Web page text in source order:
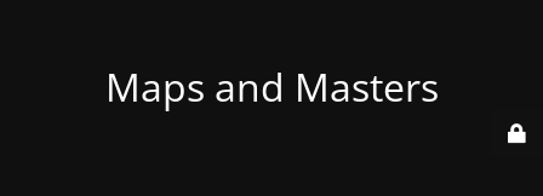
Maps and Masters